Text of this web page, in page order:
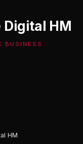
Digital HM
BUSINESS
HM